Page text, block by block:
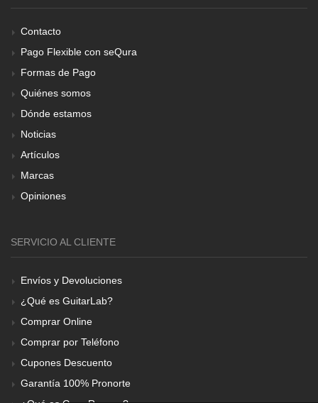
Contacto
Pago Flexible con seQura
Formas de Pago
Quiénes somos
Dónde estamos
Noticias
Artículos
Marcas
Opiniones
SERVICIO AL CLIENTE
Envíos y Devoluciones
¿Qué es GuitarLab?
Comprar Online
Comprar por Teléfono
Cupones Descuento
Garantía 100% Pronorte